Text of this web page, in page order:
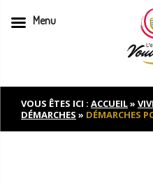
to
contentVOUS ÊTES ICI : ACCUEIL»
DÉMARCHES » DÉMARCHES
Menu